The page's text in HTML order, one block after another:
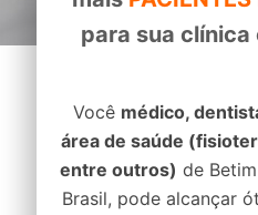
para sua
Você médico,
área de saúde
entre outros) de
Brasil, pode alcançar